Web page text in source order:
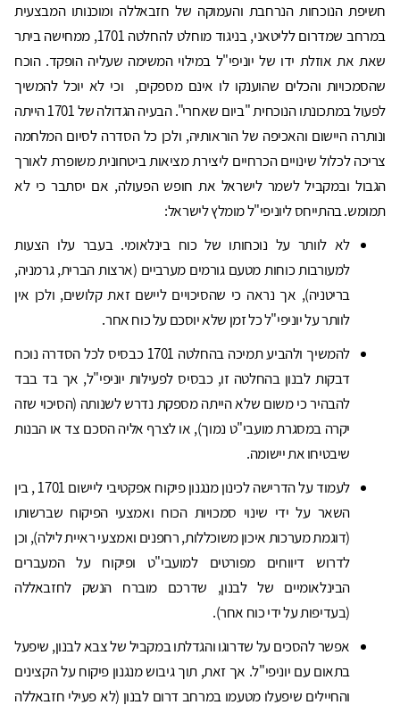
חשיפת הנוכחות הנרחבת והעמוקה של חזבאללה ומוכנותו המבצעית
במרחב שמדרום לליטאני, בניגוד מוחלט להחלטה 1701, ממחישה ביתר
שאת את אוזלת ידו של יוניפי"ל במילוי המשימה שעליה הופקד. הוכח
שהסמכויות והכלים שהוענקו לו אינם מספקים, וכי לא יוכל להמשיך
לפעול במתכונתו הנוכחית "ביום שאחרי". הבעיה הגדולה של 1701 הייתה
ונותרה היישום והאכיפה של הוראותיה, ולכן כל הסדרה לסיום המלחמה
צריכה לכלול שינויים הכרחיים ליצירת מציאות ביטחונית משופרת לאורך
הגבול ובמקביל לשמר לישראל את חופש הפעולה, אם יסתבר כי לא
תמומש. בהתייחס ליוניפי"ל מומלץ לישראל:
לא לוותר על נוכחותו של כוח בינלאומי. בעבר עלו הצעות
למעורבות כוחות מטעם גורמים מערביים (ארצות הברית, גרמניה,
בריטניה), אך נראה כי שהסיכויים ליישם זאת קלושים, ולכן אין
לוותר על יוניפי"ל כל זמן שלא יוסכם על כוח אחר.
להמשיך ולהביע תמיכה בהחלטה 1701 כבסיס לכל הסדרה נוכח
דבקות לבנון בהחלטה זו, כבסיס לפעילות יוניפי"ל, אך בד בבד
להבהיר כי משום שלא הייתה מספקת נדרש לשנותה (הסיכוי שזה
יקרה במסגרת מועבי"ט נמוך), או לצרף אליה הסכם צד או הבנות
שיבטיחו את יישומה.
לעמוד על הדרישה לכינון מנגנון פיקוח אפקטיבי ליישום 1701 , בין
השאר על ידי שינוי סמכויות הכוח ואמצעי הפיקוח שברשותו
(דוגמת מערכות איכון משוכללות, רחפנים ואמצעי ראיית לילה), וכן
לדרוש דיווחים מפורטים למועבי"ט ופיקוח על המעברים
הבינלאומיים של לבנון, שדרכם מוברח הנשק לחזבאללה
(בעדיפות על ידי כוח אחר).
אפשר להסכים על שדרוגו והגדלתו במקביל של צבא לבנון, שיפעל
בתאום עם יוניפי"ל. אך זאת, תוך גיבוש מנגנון פיקוח על הקצינים
והחיילים שיפעלו מטעמו במרחב דרום לבנון (לא פעילי חזבאללה